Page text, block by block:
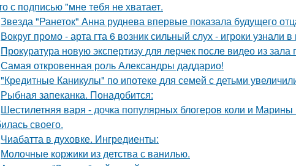
с подписью "мне тебя не хватает.
Звезда "Ранеток" Анна руднева впервые показала будущего
Вокруг промо - арта гта 6 возник сильный слух - игроки узнали
Прокуратура новую экспертизу для лерчек после видео из зала
Самая откровенная роль Александры даддарио!
"Кредитные Каникулы" по ипотеке для семей с детьми
Рыбная запеканка. Понадобится:
Шестилетняя варя - дочка популярных блогеров коли и
своего.
Чиабатта в духовке. Ингредиенты:
Молочные коржики из детства с ванилью.